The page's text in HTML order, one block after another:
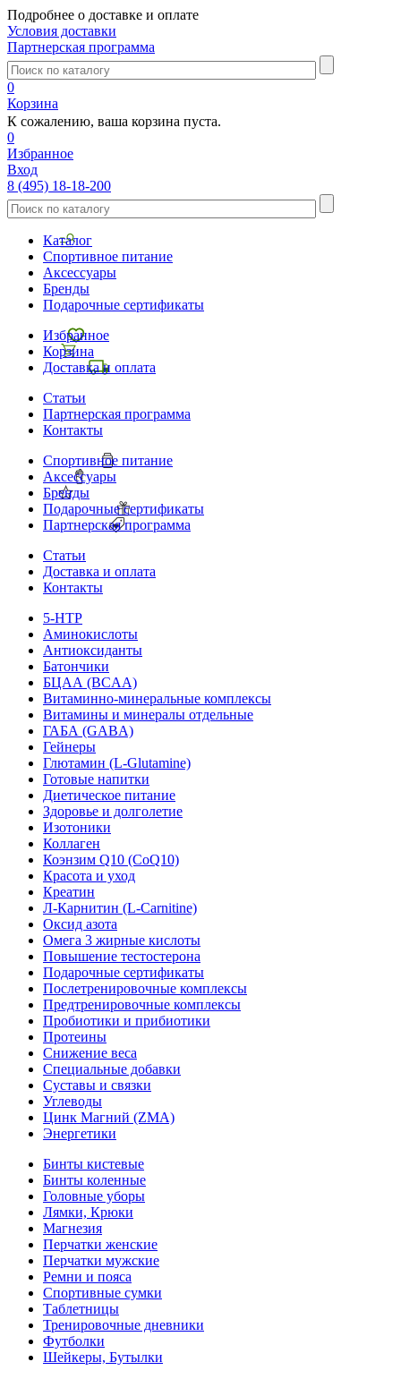
Подробнее о доставке и оплате
Условия доставки
Партнерская программа
0
Корзина
К сожалению, ваша корзина пуста.
0
Избранное
Вход
8 (495) 18-18-200
Каталог
Спортивное питание
Аксессуары
Бренды
Подарочные сертификаты
Избранное
Корзина
Доставка и оплата
Статьи
Партнерская программа
Контакты
Спортивное питание
Аксессуары
Бренды
Подарочные сертификаты
Партнерская программа
Статьи
Доставка и оплата
Контакты
5-HTP
Аминокислоты
Антиоксиданты
Батончики
БЦАА (BCAA)
Витаминно-минеральные комплексы
Витамины и минералы отдельные
ГАБА (GABA)
Гейнеры
Глютамин (L-Glutamine)
Готовые напитки
Диетическое питание
Здоровье и долголетие
Изотоники
Коллаген
Коэнзим Q10 (CoQ10)
Красота и уход
Креатин
Л-Карнитин (L-Сarnitine)
Оксид азота
Омега 3 жирные кислоты
Повышение тестостерона
Подарочные сертификаты
Послетренировочные комплексы
Предтренировочные комплексы
Пробиотики и прибиотики
Протеины
Снижение веса
Специальные добавки
Суставы и связки
Углеводы
Цинк Магний (ZMA)
Энергетики
Бинты кистевые
Бинты коленные
Головные уборы
Лямки, Крюки
Магнезия
Перчатки женские
Перчатки мужские
Ремни и пояса
Спортивные сумки
Таблетницы
Тренировочные дневники
Футболки
Шейкеры, Бутылки